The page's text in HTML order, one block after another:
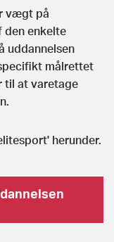
vægt på
den enkelte
uddannelsen
målrettet
til at varetage
herunder.